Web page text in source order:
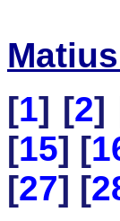
[1] [2]
[15] [
[27] [